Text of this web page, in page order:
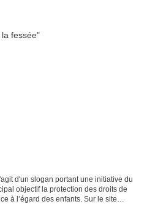
d'un slogan portant une initiative du
objectif la protection des droits de
à l’égard des enfants. Sur le site